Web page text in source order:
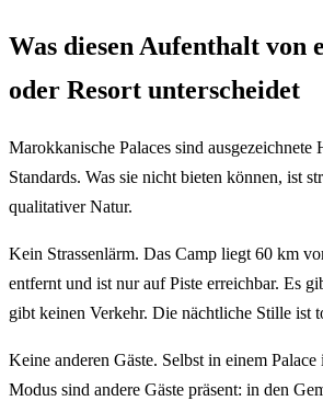
Was diesen Aufenthalt von
oder Resort unterscheidet
Marokkanische Palaces sind ausgezeichnete
Standards. Was sie nicht bieten können, ist
qualitativer Natur.
Kein Strassenlärm. Das Camp liegt 60 km
entfernt und ist nur auf Piste erreichbar. Es
gibt keinen Verkehr. Die nächtliche Stille ist
Keine anderen Gäste. Selbst in einem
Modus sind andere Gäste präsent: in den